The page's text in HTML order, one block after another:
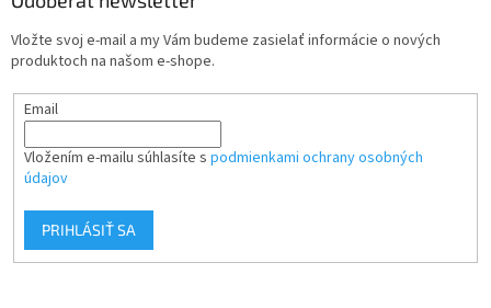
Vložte svoj e-mail a my Vám budeme zasielať informácie o nových
produktoch na našom e-shope.
Email
Vložením e-mailu súhlasíte s podmienkami ochrany osobných
údajov
PRIHLÁSIŤ SA